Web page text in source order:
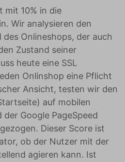
mit 10% in die
Wir analysieren den
Onlineshops, der auch
Zustand seiner
heute eine SSL
Onlinshop eine Pflicht
Ansicht, testen wir den
auf mobilen
Google PageSpeed
Dieser Score ist
ob der Nutzer mit der
agieren kann. Ist